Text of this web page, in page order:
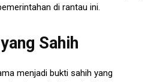
di rantau ini.
Sahih
menjadi bukti sahih yang